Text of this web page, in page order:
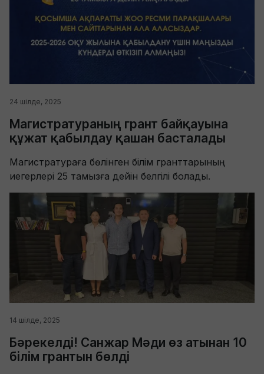
24 шілде, 2025
Магистратураның грант байқауына
құжат қабылдау қашан басталады
Магистратураға бөлінген білім гранттарының
иегерлері 25 тамызға дейін белгілі болады.
14 шілде, 2025
Бәрекелді! Санжар Мәди өз атынан 10
білім грантын бөлді